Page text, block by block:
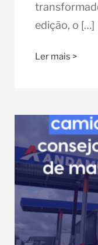
edição, o […]
Ler mais >